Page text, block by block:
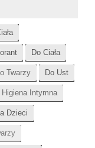
Do Ciała
Twarzy Do Ust
Higiena Intymna
Dzieci